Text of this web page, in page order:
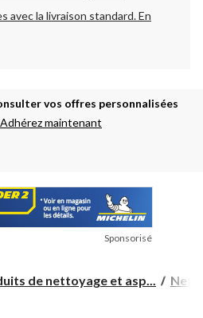
avec la livraison standard.En
vos offres personnalisées
Adhérez maintenant
Sponsorisé
de nettoyage et asp...